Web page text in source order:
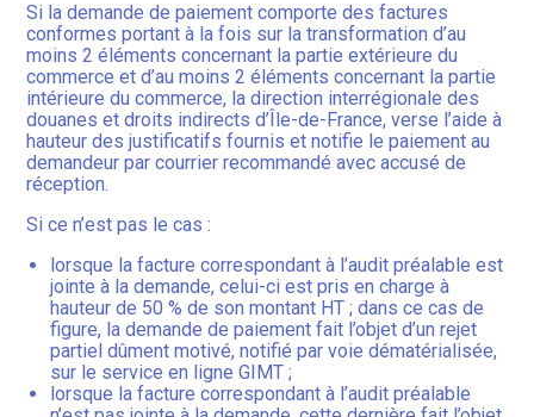
Si la demande de paiement comporte des factures
conformes portant à la fois sur la transformation d’au
moins 2 éléments concernant la partie extérieure du
commerce et d’au moins 2 éléments concernant la partie
intérieure du commerce, la direction interrégionale des
douanes et droits indirects d’Île-de-France, verse l’aide à
hauteur des justificatifs fournis et notifie le paiement au
demandeur par courrier recommandé avec accusé de
réception.
Si ce n’est pas le cas :
lorsque la facture correspondant à l’audit préalable est
jointe à la demande, celui-ci est pris en charge à
hauteur de 50 % de son montant HT ; dans ce cas de
figure, la demande de paiement fait l’objet d’un rejet
partiel dûment motivé, notifié par voie dématérialisée,
sur le service en ligne GIMT ;
lorsque la facture correspondant à l’audit préalable